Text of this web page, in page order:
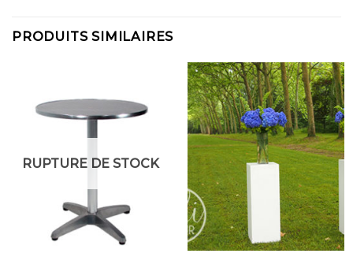
PRODUITS SIMILAIRES
RUPTURE DE STOCK